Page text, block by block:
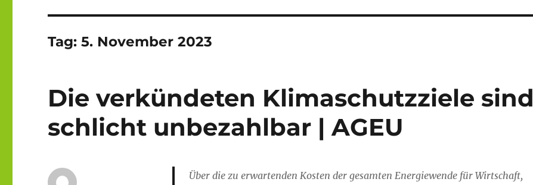
Tag:5. November 2023
Die verkündeten Klimaschutzziele sind
schlicht unbezahlbar | AGEU
Über die zu erwartenden Kosten der gesamten Energiewende für Wirtschaft,